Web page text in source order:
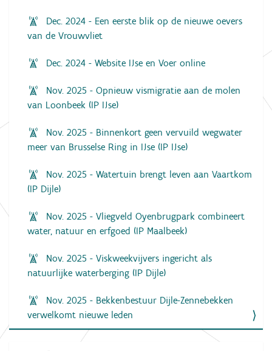
Dec. 2024 - Een eerste blik op de nieuwe oevers
van de Vrouwvliet
Dec. 2024 - Website IJse en Voer online
Nov. 2025 - Opnieuw vismigratie aan de molen
van Loonbeek (IP IJse)
Nov. 2025 - Binnenkort geen vervuild wegwater
meer van Brusselse Ring in IJse (IP IJse)
Nov. 2025 - Watertuin brengt leven aan Vaartkom
(IP Dijle)
Nov. 2025 - Vliegveld Oyenbrugpark combineert
water, natuur en erfgoed (IP Maalbeek)
Nov. 2025 - Viskweekvijvers ingericht als
natuurlijke waterberging (IP Dijle)
Nov. 2025 - Bekkenbestuur Dijle-Zennebekken
verwelkomt nieuwe leden